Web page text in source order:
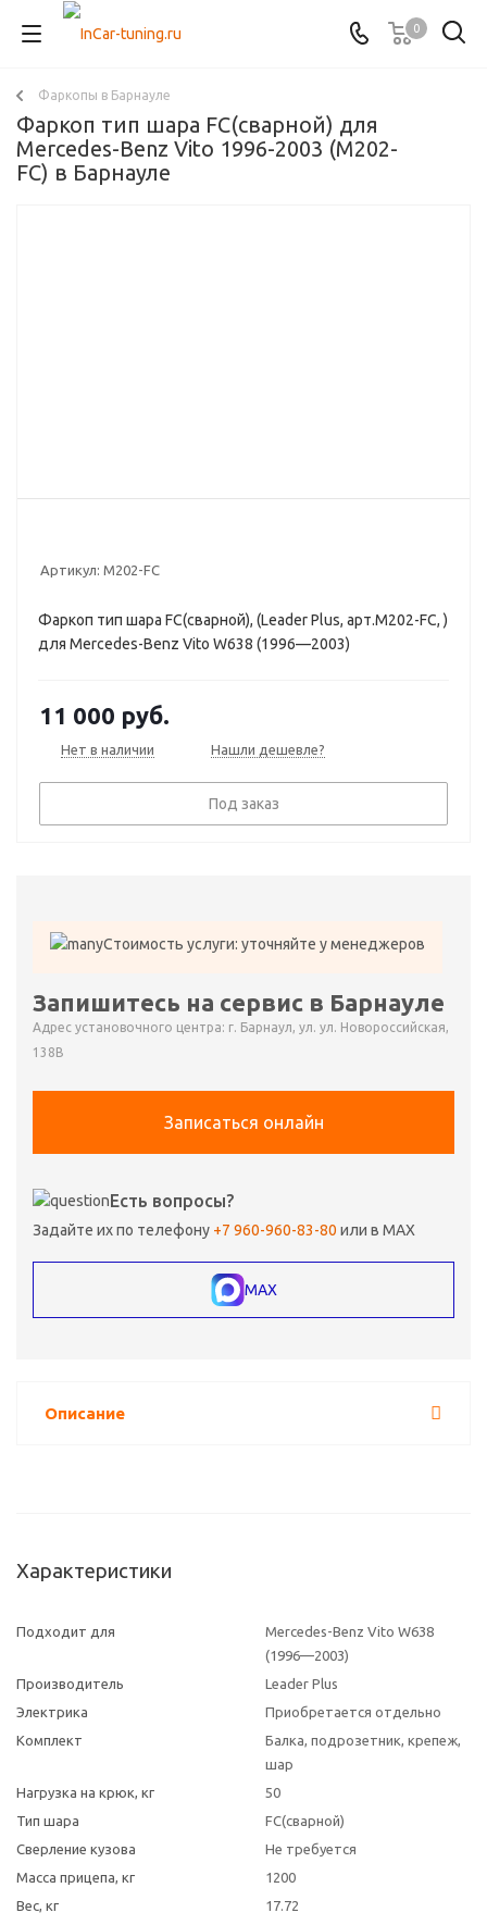
0
Фаркопы в Барнауле
Фаркоп тип шара FC(сварной) для
Mercedes-Benz Vito 1996-2003 (M202-
FC) в Барнауле
Артикул: M202-FC
Фаркоп тип шара FC(сварной), (Leader Plus, арт.M202-FC, )
для Mercedes-Benz Vito W638 (1996—2003)
11 000 руб.
Нет в наличии Нашли дешевле?
Под заказ
Стоимость услуги: уточняйте у менеджеров
Запишитесь на сервис в Барнауле
Адрес установочного центра: г. Барнаул, ул. ул. Новороссийская,
138В
Записаться онлайн
Есть вопросы?
Задайте их по телефону +7 960-960-83-80 или в MAX
MAX
Описание
Характеристики
Подходит для
Mercedes-Benz Vito W638
(1996—2003)
Производитель
Leader Plus
Электрика
Приобретается отдельно
Комплект
Балка, подрозетник, крепеж,
шар
Нагрузка на крюк, кг
50
Тип шара
FC(сварной)
Сверление кузова
Не требуется
Масса прицепа, кг
1200
Вес, кг
17.72